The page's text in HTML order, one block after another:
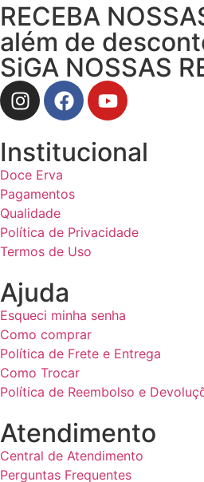
RECEBA
além de
SiGA NOSSAS
Institucional
Doce Erva
Pagamentos
Qualidade
Política de Privacidade
Termos de Uso
Ajuda
Esqueci minha senha
Como comprar
Política de Frete e Entrega
Como Trocar
Política de Reembolso e
Atendimento
Central de Atendimento
Perguntas Frequentes